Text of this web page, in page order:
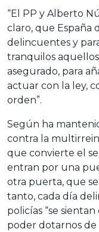
“El PP y Alberto
claro, que España
delincuentes y
tranquilos aquellos
asegurado, para
actuar con la ley,
orden”.
Según ha
contra la
que convierte el
entran por una
otra puerta, que
tanto, cada día
policías “se
poder dotarnos